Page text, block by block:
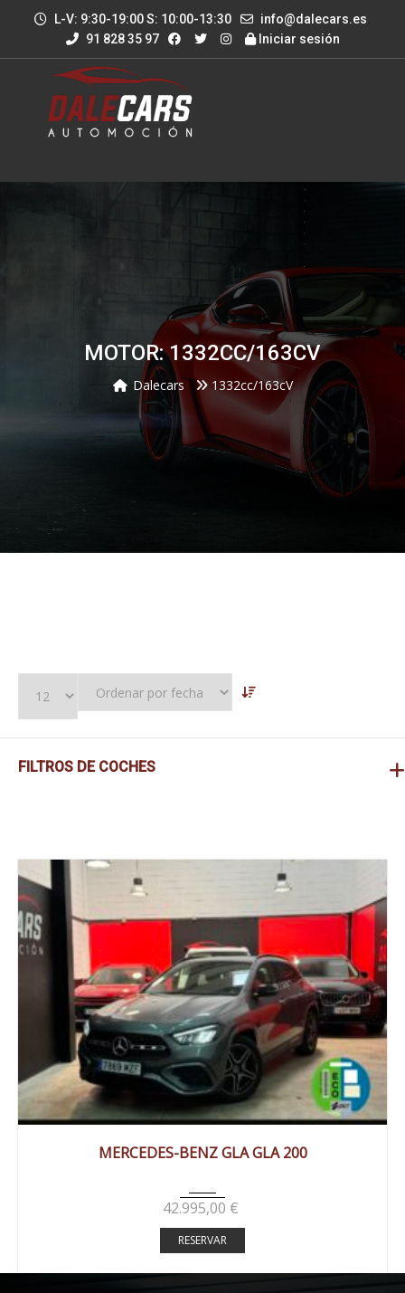
L-V: 9:30-19:00 S: 10:00-13:30
info@dalecars.es
91 828 35 97
Iniciar sesión
MOTOR: 1332CC/163CV
Dalecars 1332cc/163cV
FILTROS DE COCHES
MERCEDES-BENZ GLA GLA 200
42.995,00 €
RESERVAR